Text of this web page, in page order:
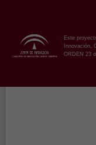
Este
Innovación,
ORDEN 23